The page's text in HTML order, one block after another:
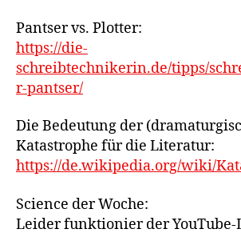
Pantser vs. Plotter:
https://die-
schreibtechnikerin.de/tipps/
r-pantser/
Die Bedeutung der
Katastrophe für die Literatur:
https://de.wikipedia.org/wiki/
Science der Woche:
Leider funktionier der